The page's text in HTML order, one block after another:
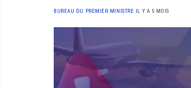
BUREAU DU PREMIER MINISTRE IL Y A 5 MOIS